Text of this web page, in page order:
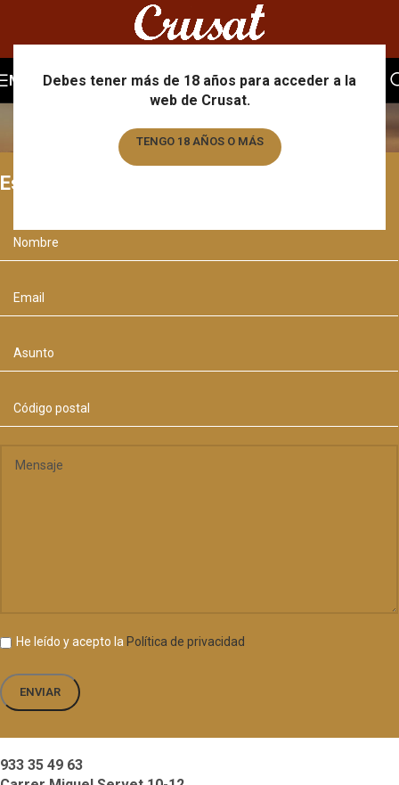
Debes tener más de 18 años para acceder a la
web de Crusat.
TENGO 18 AÑOS O MÁS
MENU Contacto
Escríbenos
He leído y acepto la Política de privacidad
933 35 49 63